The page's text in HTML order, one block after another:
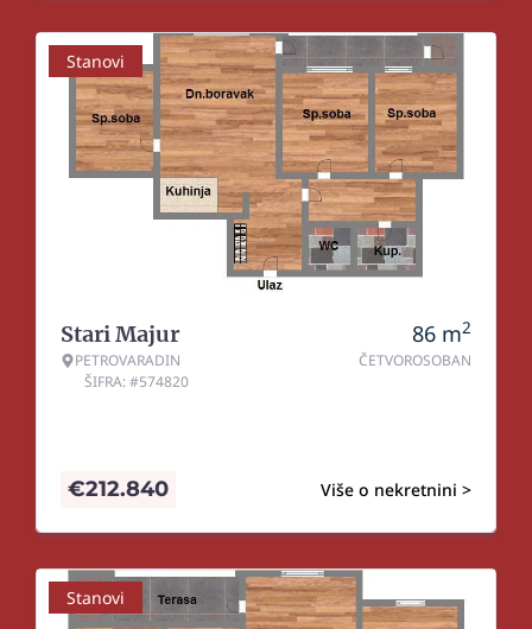
Stanovi
Stari Majur
PETROVARADIN
ŠIFRA: #574820
86 m2
ČETVOROSOBAN
Više o nekretnini >
€212.840
Stanovi